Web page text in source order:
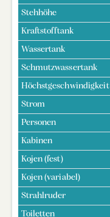
Stehhöhe
Kraftstofftank
Wassertank
Schmutzwassertank
Höchstgeschwindigkeit
Strom
Personen
Kabinen
Kojen (fest)
Kojen (variabel)
Strahlruder
Toiletten